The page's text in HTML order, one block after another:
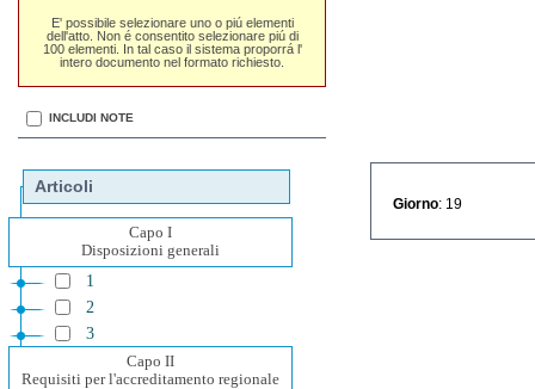
E' possibile selezionare uno o piú elementi
dell'atto. Non é consentito selezionare piú di
100 elementi. In tal caso il sistema proporrá l'
intero documento nel formato richiesto.
INCLUDI NOTE
Articoli
Capo I
Disposizioni generali
1
2
3
Capo II
Requisiti per l'accreditamento regionale
Giorno : 19